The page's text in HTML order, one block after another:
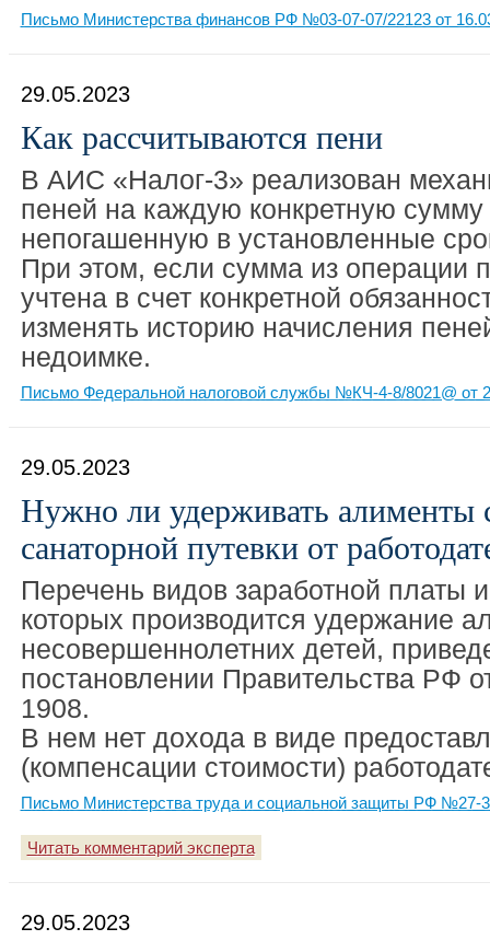
Письмо Министерства финансов РФ №03-07-07/22123 от
29.05.2023
Как рассчитываются пени
В АИС «Налог-3» реализован
пеней на каждую конкретную сумму
непогашенную в установленные
При этом, если сумма из операции
учтена в счет конкретной
изменять историю начисления
недоимке.
Письмо Федеральной налоговой службы №КЧ-4-8/8021@ от
29.05.2023
Нужно ли удерживать алименты
санаторной путевки от
Перечень видов заработной платы
которых производится удержание
несовершеннолетних детей,
постановлении Правительства РФ
1908.
В нем нет дохода в виде
(компенсации стоимости)
Письмо Министерства труда и социальной защиты РФ №27-
Читать комментарий эксперта
29.05.2023